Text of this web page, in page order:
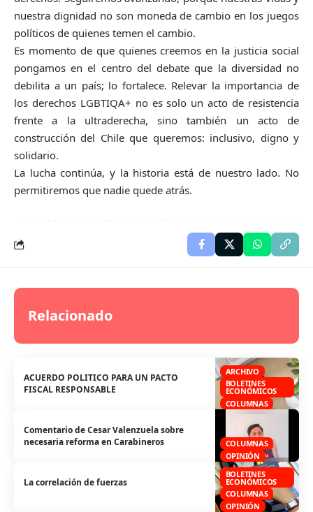
nuestra dignidad no son moneda de cambio en los juegos
políticos de quienes temen el cambio.
Es momento de que quienes creemos en la justicia social
pongamos en el centro del debate que la diversidad no
debilita a un país; lo fortalece. Relevar la importancia de
los derechos LGBTIQA+ no es solo un acto de resistencia
frente a la ultraderecha, sino también un acto de
construcción del Chile que queremos: inclusivo, digno y
solidario.
La lucha continúa, y la historia está de nuestro lado. No
permitiremos que nadie quede atrás.
Relacionado
ARCHIVO
BOLETINES
ECONÓMICOS
COLUMNAS
ACUERDO POLITICO PARA UN PACTO
FISCAL RESPONSABLE
COLUMNAS
OPINIÓN
Comentario de Cesar Valenzuela sobre
necesaria reforma en Carabineros
BOLETINES
ECONÓMICOS
COLUMNAS
OPINIÓN
La correlación de fuerzas